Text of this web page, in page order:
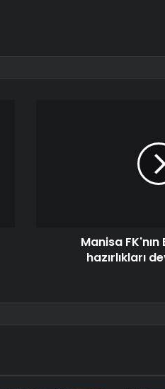
Manisa
hazırlıkları